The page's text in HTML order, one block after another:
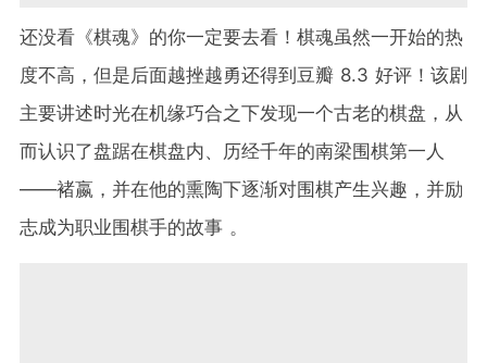
还没看《棋魂》的你一定要去看！棋魂虽然一开始的热
度不高，但是后面越挫越勇还得到豆瓣 8.3 好评！该剧
主要讲述时光在机缘巧合之下发现一个古老的棋盘，从
而认识了盘踞在棋盘内、历经千年的南梁围棋第一人
——褚嬴，并在他的熏陶下逐渐对围棋产生兴趣，并励
志成为职业围棋手的故事 。